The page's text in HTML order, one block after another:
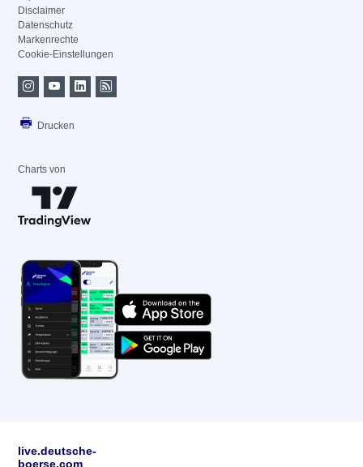
Disclaimer
Datenschutz
Markenrechte
Cookie-Einstellungen
Drucken
Charts von
live.deutsche-
boerse.com